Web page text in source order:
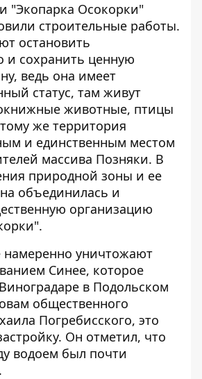
"Экопарка Осокорки"
строительные работы.
остановить
и сохранить ценную
ведь она имеет
статус, там живут
животные, птицы
же территория
и единственным местом
массива Позняки. В
природной зоны и ее
объединилась и
организацию
намеренно уничтожают
Синее, которое
в Подольском
общественного
Погребисского, это
Он отметил, что
водоем был почти